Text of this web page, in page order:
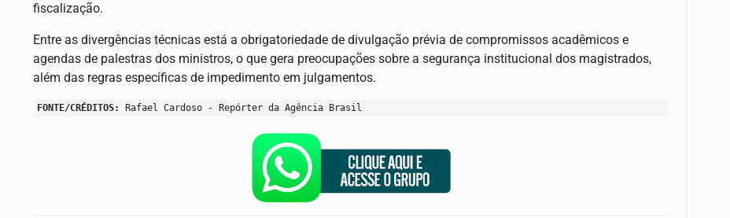
fiscalização.
Entre as divergências técnicas está a obrigatoriedade de divulgação prévia de compromissos acadêmicos e
agendas de palestras dos ministros, o que gera preocupações sobre a segurança institucional dos magistrados,
além das regras específicas de impedimento em julgamentos.
FONTE/CRÉDITOS: Rafael Cardoso - Repórter da Agência Brasil